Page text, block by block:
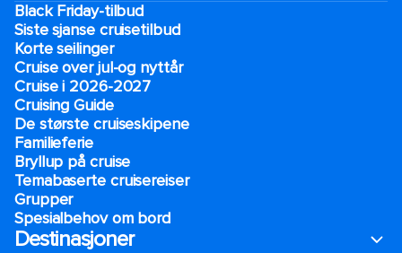
Black Friday-tilbud
Siste sjanse cruisetilbud
Korte seilinger
Cruise over jul-og nyttår
Cruise i 2026-2027
Cruising Guide
De største cruiseskipene
Familieferie
Bryllup på cruise
Temabaserte cruisereiser
Grupper
Spesialbehov om bord
Destinasjoner